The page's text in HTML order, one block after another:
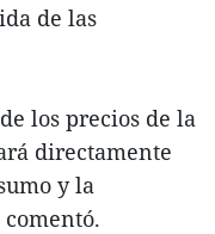
de las
los precios de la
directamente
y la